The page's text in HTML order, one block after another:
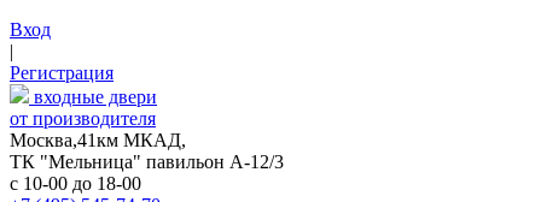
Вход
|
Регистрация
входные двери
от производителя
Москва,41км МКАД,
ТК "Мельница" павильон А-12/3
с 10-00 до 18-00